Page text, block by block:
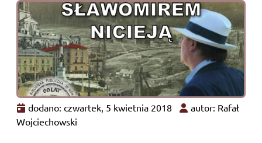
dodano: czwartek, 5 kwietnia 2018
autor: Rafał
Wojciechowski